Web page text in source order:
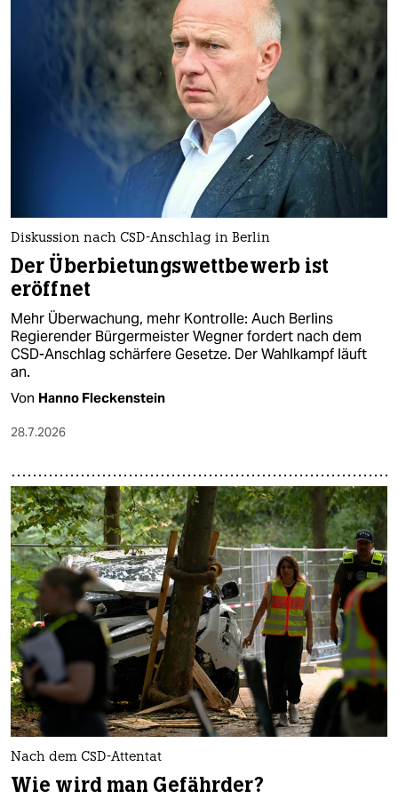
Diskussion nach CSD-Anschlag in Berlin
Der Überbietungswettbewerb ist
eröffnet
Mehr Überwachung, mehr Kontrolle: Auch Berlins
Regierender Bürgermeister Wegner fordert nach dem
CSD-Anschlag schärfere Gesetze. Der Wahlkampf läuft
an.
Von Hanno Fleckenstein
28.7.2026
Nach dem CSD-Attentat
Wie wird man Gefährder?